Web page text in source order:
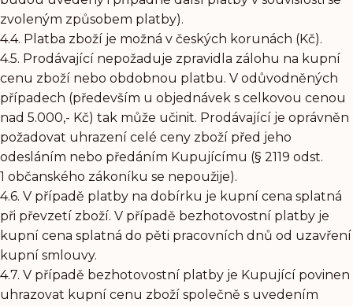
zvoleným způsobem platby).
4.4. Platba zboží je možná v českých korunách (Kč).
4.5. Prodávající nepožaduje zpravidla zálohu na kupní
cenu zboží nebo obdobnou platbu. V odůvodněných
případech (především u objednávek s celkovou cenou
nad 5.000,- Kč) tak může učinit. Prodávající je oprávněn
požadovat uhrazení celé ceny zboží před jeho
odesláním nebo předáním Kupujícímu (§ 2119 odst.
1 občanského zákoníku se nepoužije).
4.6. V případě platby na dobírku je kupní cena splatná
při převzetí zboží. V případě bezhotovostní platby je
kupní cena splatná do pěti pracovních dnů od uzavření
kupní smlouvy.
4.7. V případě bezhotovostní platby je Kupující povinen
uhrazovat kupní cenu zboží společně s uvedením